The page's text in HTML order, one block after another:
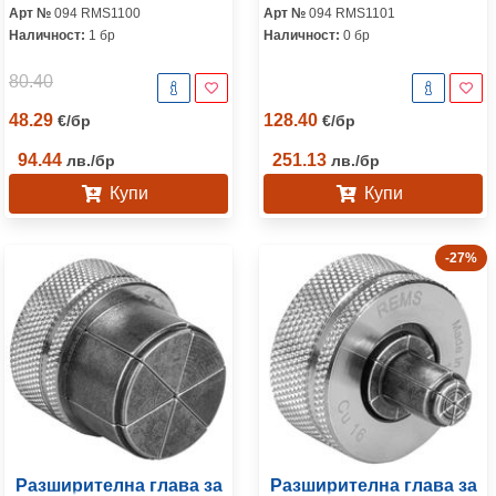
Арт № 094 RMS1100
Наличност: 1 бр
80.40
48.29 €/бр
94.44 лв./бр
Купи
Арт № 094 RMS1101
Наличност: 0 бр
128.40 €/бр
251.13 лв./бр
Купи
Разширителна глава за
-27%
Разширителна глава за